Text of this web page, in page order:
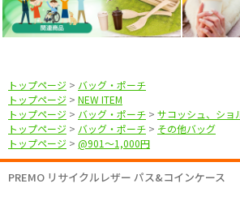
トップページ > バッグ・ポーチ
トップページ > NEW ITEM
トップページ > バッグ・ポーチ > サコッシュ、ショ
トップページ > バッグ・ポーチ > その他バッグ
トップページ > @901〜1,000円
PREMO リサイクルレザー パス&コインケース